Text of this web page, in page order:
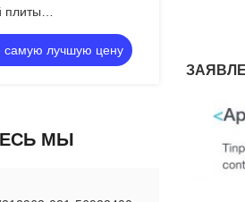
плиты
0.45 мм с отличной
стойкостью
самую лучшую цену
МЫ